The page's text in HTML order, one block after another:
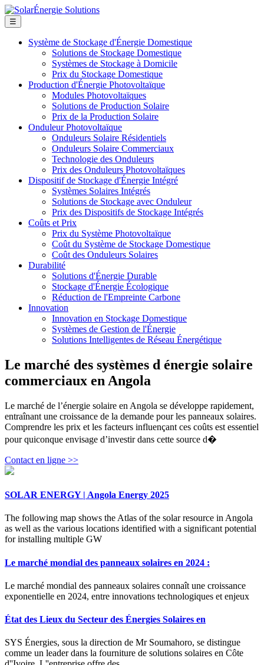
☰
Système de Stockage d'Énergie Domestique
Solutions de Stockage Domestique
Systèmes de Stockage à Domicile
Prix du Stockage Domestique
Production d'Énergie Photovoltaïque
Modules Photovoltaïques
Solutions de Production Solaire
Prix de la Production Solaire
Onduleur Photovoltaïque
Onduleurs Solaire Résidentiels
Onduleurs Solaire Commerciaux
Technologie des Onduleurs
Prix des Onduleurs Photovoltaïques
Dispositif de Stockage d'Énergie Intégré
Systèmes Solaires Intégrés
Solutions de Stockage avec Onduleur
Prix des Dispositifs de Stockage Intégrés
Coûts et Prix
Prix du Système Photovoltaïque
Coût du Système de Stockage Domestique
Coût des Onduleurs Solaires
Durabilité
Solutions d'Énergie Durable
Stockage d'Énergie Écologique
Réduction de l'Empreinte Carbone
Innovation
Innovation en Stockage Domestique
Systèmes de Gestion de l'Énergie
Solutions Intelligentes de Réseau Énergétique
Le marché des systèmes d énergie solaire
commerciaux en Angola
Le marché de l’énergie solaire en Angola se développe rapidement,
entraînant une croissance de la demande pour les panneaux solaires.
Comprendre les prix et les facteurs influençant ces coûts est essentiel
pour quiconque envisage d’investir dans cette source d�
Contact en ligne >>
SOLAR ENERGY | Angola Energy 2025
The following map shows the Atlas of the solar resource in Angola
as well as the various locations identified with a significant potential
for installing multiple GW
Le marché mondial des panneaux solaires en 2024 :
Le marché mondial des panneaux solaires connaît une croissance
exponentielle en 2024, entre innovations technologiques et enjeux
État des Lieux du Secteur des Énergies Solaires en
SYS Énergies, sous la direction de Mr Soumahoro, se distingue
comme un leader dans la fourniture de solutions solaires en Côte